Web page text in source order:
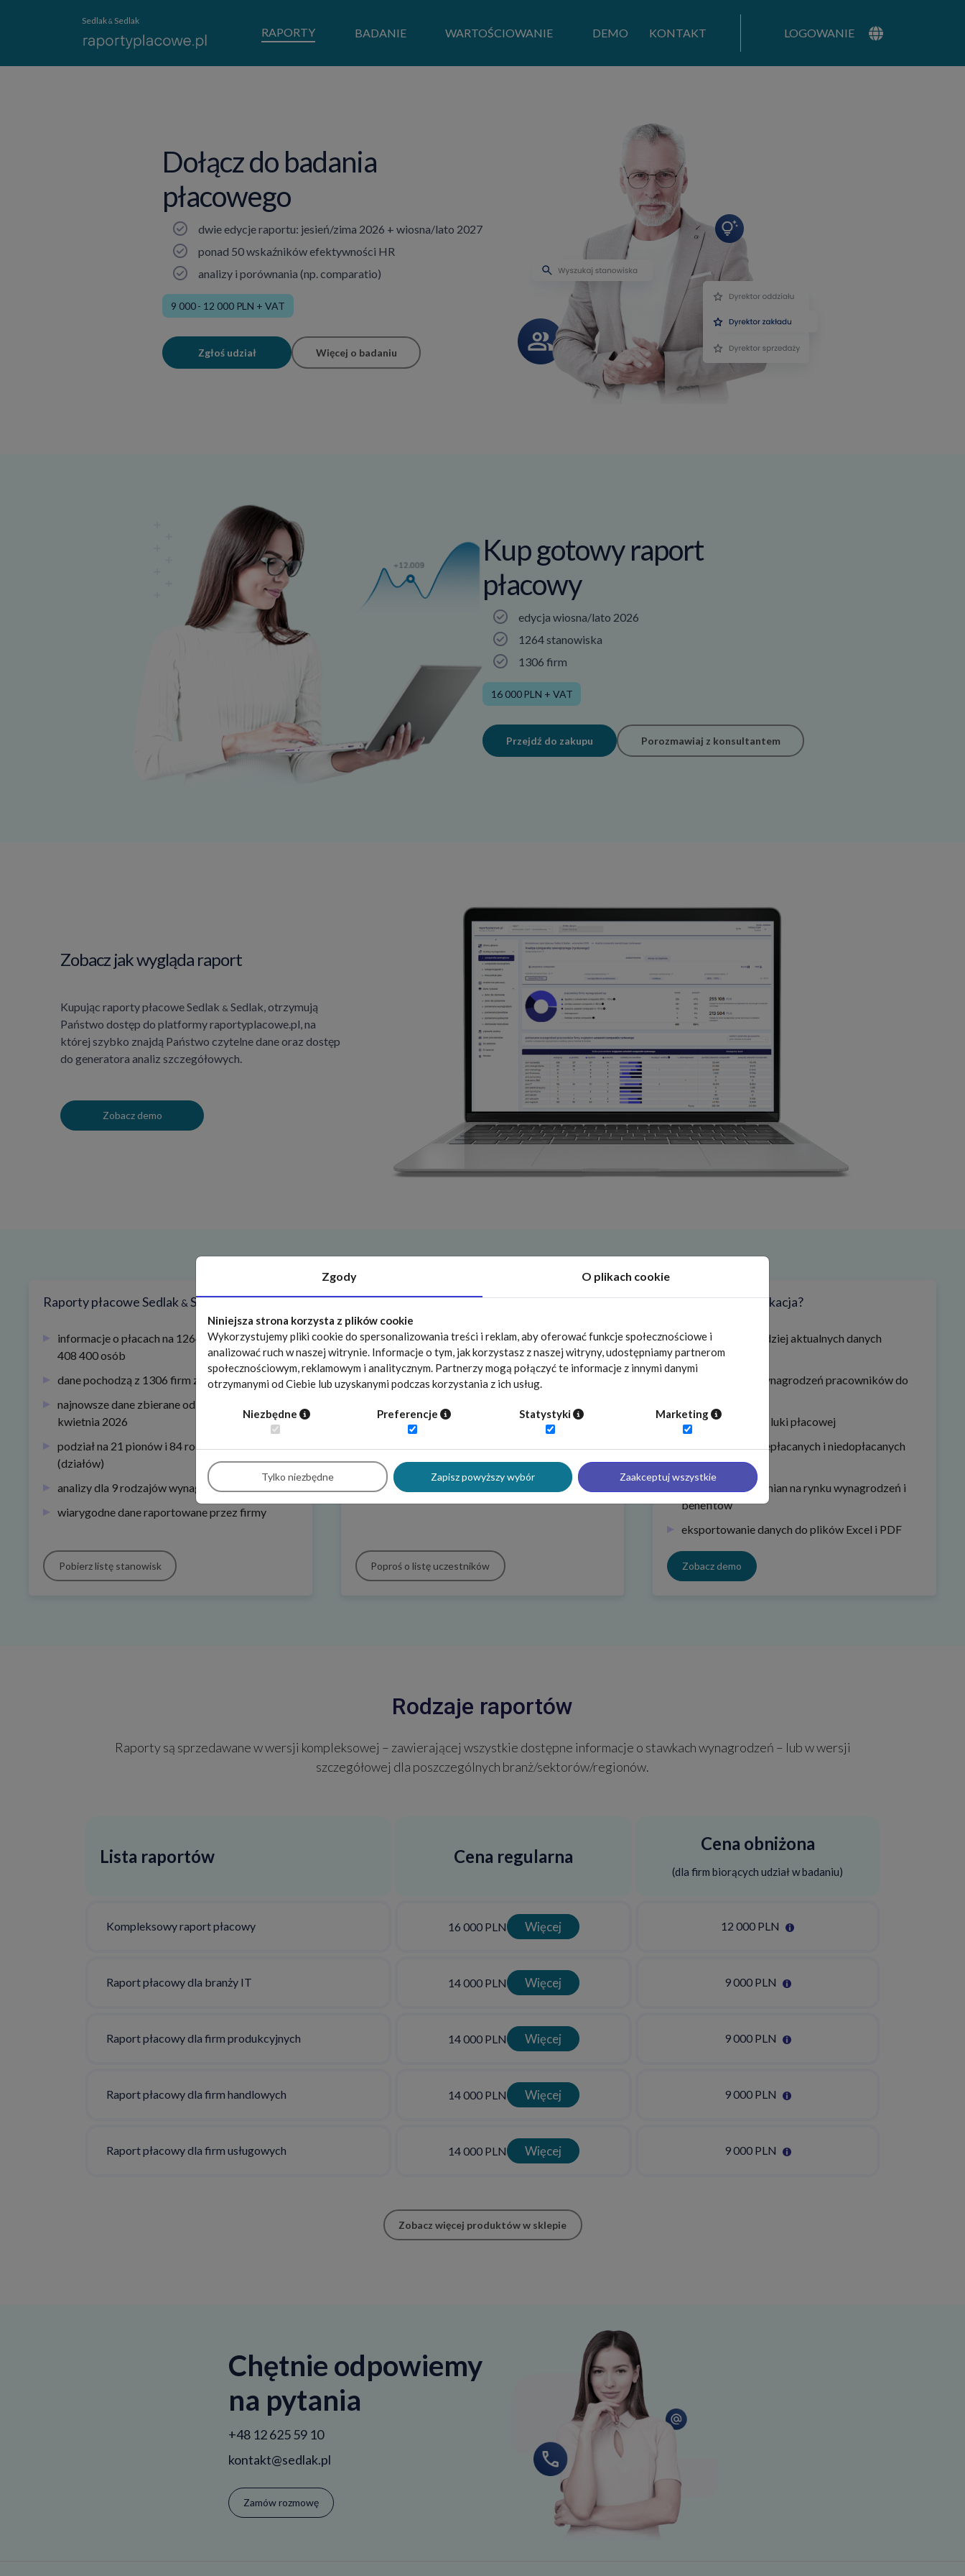
Sedlak& Sedlak
RAPORTY BADANIE WARTOŚCIOWANIE DEMO KONTAKT LOGOWANIE
Dołącz do badania
płacowego
dwie edycje raportu: jesień/zima 2026 + wiosna/lato 2027
ponad 50 wskaźników efektywności HR
analizy i porównania (np. comparatio)
9 000 - 12 000 PLN + VAT
Zgłoś udział Więcej o badaniu
Kup gotowy raport
płacowy
edycja wiosna/lato 2026
1264 stanowiska
1306 firm
16 000 PLN + VAT
Przejdź do zakupu Porozmawiaj z konsultantem
Zobacz jak wygląda raport
Kupując raporty płacowe Sedlak & Sedlak, otrzymują
Państwo dostęp do platformy raportyplacowe.pl, na
której szybko znajdą Państwo czytelne dane oraz dostęp
do generatora analiz szczegółowych.
Zobacz demo
Raporty płacowe Sedlak & Sedlak
informacje o płacach na 1264 stanowiskach od
408 400 osób
dane pochodzą z 1306 firm z całej Polski
najnowsze dane zbierane od stycznia do końca
kwietnia 2026
podział na 21 pionów i 84 rodziny stanowisk
(działów)
analizy dla 9 rodzajów wynagrodzeń
wiarygodne dane raportowane przez firmy
Pobierz listę stanowisk
Co znajdziesz w raporcie płacowym?
wynagrodzenia w firmach różnej wielkości, z
różnych branż, regionów, itp.
wysokość zrealizowanych podwyżek
benefity oferowane na stanowiskach
informacje o praktykach wynagradzania
Poproś o listę uczestników
Na co pozwala aplikacja?
dostęp do najbardziej aktualnych danych
rynkowych
porównywanie wynagrodzeń pracowników do
bezpłatna analiza luki płacowej
identyfikację przepłacanych i niedopłacanych
stanowisk
monitorowanie zmian na rynku wynagrodzeń i
benefitów
eksportowanie danych do plików Excel i PDF
Zobacz demo
Rodzaje raportów
Raporty są sprzedawane w wersji kompleksowej – zawierającej wszystkie dostępne informacje o stawkach wynagrodzeń – lub w wersji
szczegółowej dla poszczególnych branż/sektorów/regionów.
Lista raportów Cena regularna
Cena obniżona
(dla firm biorących udział w badaniu)
Kompleksowy raport płacowy 16 000 PLN Więcej 12 000 PLN
Raport płacowy dla branży IT 14 000 PLN Więcej 9 000 PLN
Raport płacowy dla firm produkcyjnych 14 000 PLN Więcej 9 000 PLN
Raport płacowy dla firm handlowych 14 000 PLN Więcej 9 000 PLN
Raport płacowy dla firm usługowych 14 000 PLN Więcej 9 000 PLN
Zobacz więcej produktów w sklepie
Chętnie odpowiemy
na pytania
+48 12 625 59 10
kontakt@sedlak.pl
Zamów rozmowę
Zgody O plikach cookie
Niniejsza strona korzysta z plików cookie
Wykorzystujemy pliki cookie do spersonalizowania treści i reklam, aby oferować funkcje społecznościowe i
analizować ruch w naszej witrynie. Informacje o tym, jak korzystasz z naszej witryny, udostępniamy partnerom
społecznościowym, reklamowym i analitycznym. Partnerzy mogą połączyć te informacje z innymi danymi
otrzymanymi od Ciebie lub uzyskanymi podczas korzystania z ich usług.
Niezbędne Preferencje Statystyki Marketing
Tylko niezbędne Zapisz powyższy wybór Zaakceptuj wszystkie